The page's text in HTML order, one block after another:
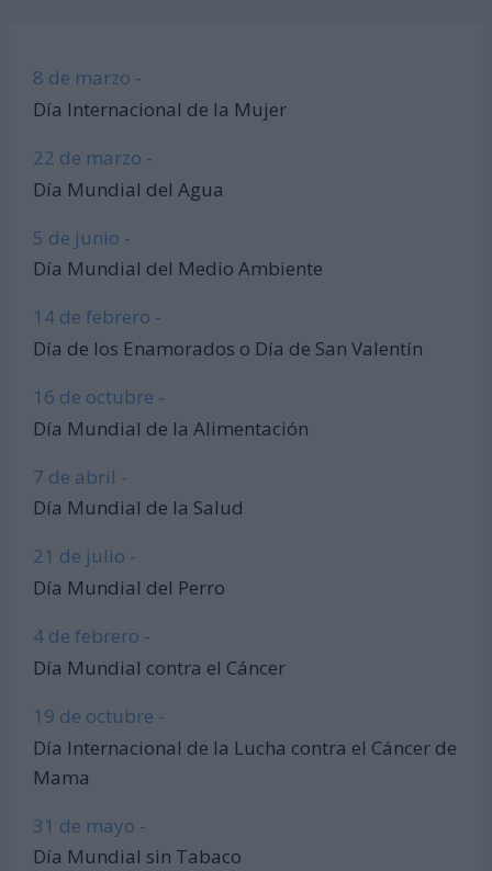
8 de marzo -
Día Internacional de la Mujer
22 de marzo -
Día Mundial del Agua
5 de junio -
Día Mundial del Medio Ambiente
14 de febrero -
Día de los Enamorados o Día de San Valentín
16 de octubre -
Día Mundial de la Alimentación
7 de abril -
Día Mundial de la Salud
21 de julio -
Día Mundial del Perro
4 de febrero -
Día Mundial contra el Cáncer
19 de octubre -
Día Internacional de la Lucha contra el Cáncer de
Mama
31 de mayo -
Día Mundial sin Tabaco